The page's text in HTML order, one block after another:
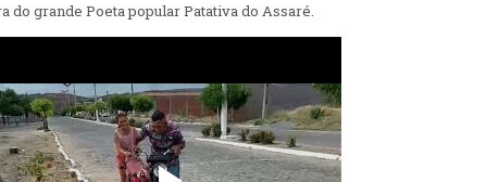
do grande Poeta popular Patativa do Assaré.